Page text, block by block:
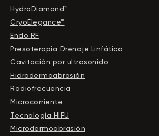
HydroDiamond™
CryoElegance™
Endo RF
Presoterapia Drenaje Linfático
Cavitación por ultrasonido
Hidrodermoabrasión
Radiofrecuencia
Microcorriente
Tecnología HIFU
Microdermoabrasión